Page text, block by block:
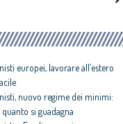
europei, lavorare all’estero
nuovo regime dei minimi:
si guadagna